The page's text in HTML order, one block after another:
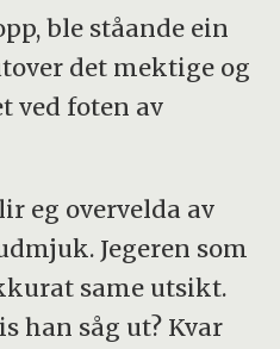
ble ståande ein
det mektige og
ved foten av
eg overvelda av
Jegeren som
same utsikt.
han såg ut? Kvar